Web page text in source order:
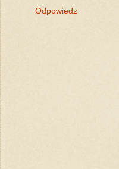
Odpowiedz